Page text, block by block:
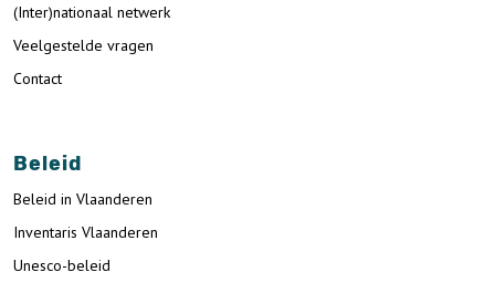
(Inter)nationaal netwerk
Veelgestelde vragen
Contact
Beleid
Beleid in Vlaanderen
Inventaris Vlaanderen
Unesco-beleid